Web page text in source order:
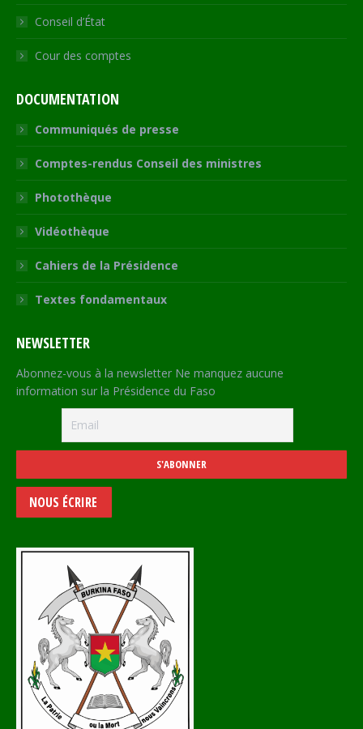
Conseil d’État
Cour des comptes
DOCUMENTATION
Communiqués de presse
Comptes-rendus Conseil des ministres
Photothèque
Vidéothèque
Cahiers de la Présidence
Textes fondamentaux
NEWSLETTER
Abonnez-vous à la newsletter Ne manquez aucune
information sur la Présidence du Faso
NOUS ÉCRIRE